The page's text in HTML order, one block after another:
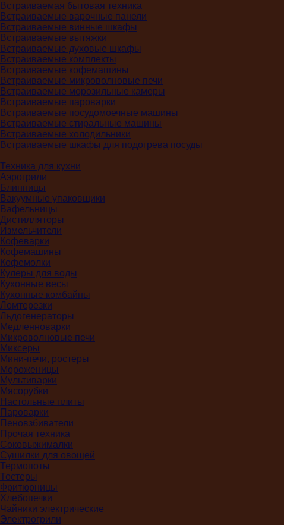
Встраиваемая бытовая техника
Встраиваемые варочные панели
Встраиваемые винные шкафы
Встраиваемые вытяжки
Встраиваемые духовые шкафы
Встраиваемые комплекты
Встраиваемые кофемашины
Встраиваемые микроволновые печи
Встраиваемые морозильные камеры
Встраиваемые пароварки
Встраиваемые посудомоечные машины
Встраиваемые стиральные машины
Встраиваемые холодильники
Встраиваемые шкафы для подогрева посуды
Техника для кухни
Аэрогрили
Блинницы
Вакуумные упаковщики
Вафельницы
Дистилляторы
Измельчители
Кофеварки
Кофемашины
Кофемолки
Кулеры для воды
Кухонные весы
Кухонные комбайны
Ломтерезки
Льдогенераторы
Медленноварки
Микроволновые печи
Миксеры
Мини-печи, ростеры
Мороженицы
Мультиварки
Мясорубки
Настольные плиты
Пароварки
Пеновзбиватели
Прочая техника
Соковыжималки
Сушилки для овощей
Термопоты
Тостеры
Фритюрницы
Хлебопечки
Чайники электрические
Электрогрили